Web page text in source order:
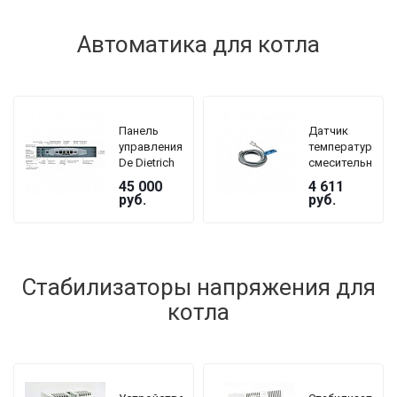
Автоматика для котла
Панель
управления
De Dietrich
DTG 230
GJ5 B3
45 000
руб.
Датчик
температуры
смесительного
контура De
Dietrich AD
199
4 611
руб.
Стабилизаторы напряжения для
котла